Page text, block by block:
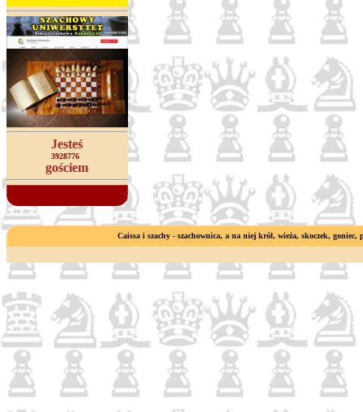
Jesteś
3928776
gościem
Caissa i szachy - szachownica, a na niej król, wieża, skoczek,